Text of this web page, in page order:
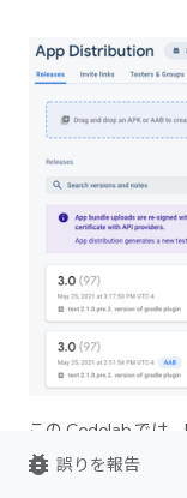
この Codelab では
ラグインを使用して
bug_report 誤りを報告